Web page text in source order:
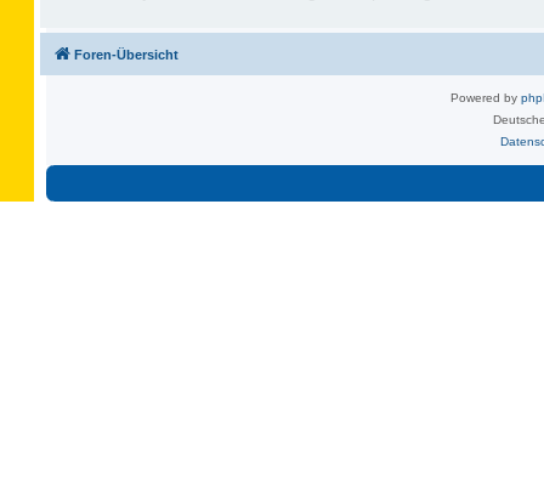
Foren-Übersicht
Powered by